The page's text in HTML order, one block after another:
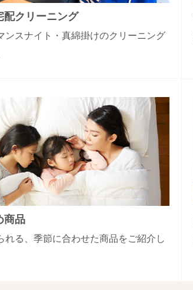
配クリーニング
ンスナイト・真綿掛けのクリーニング
商品
れる、季節に合わせた商品をご紹介し